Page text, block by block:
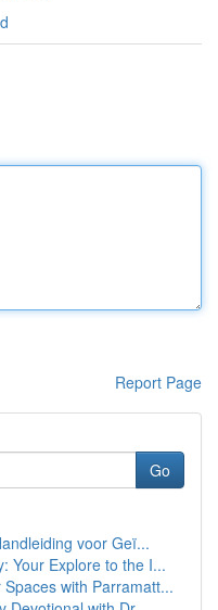
Report Page
Go
voor Geï...
Your Explore to the I...
with Parramatt...